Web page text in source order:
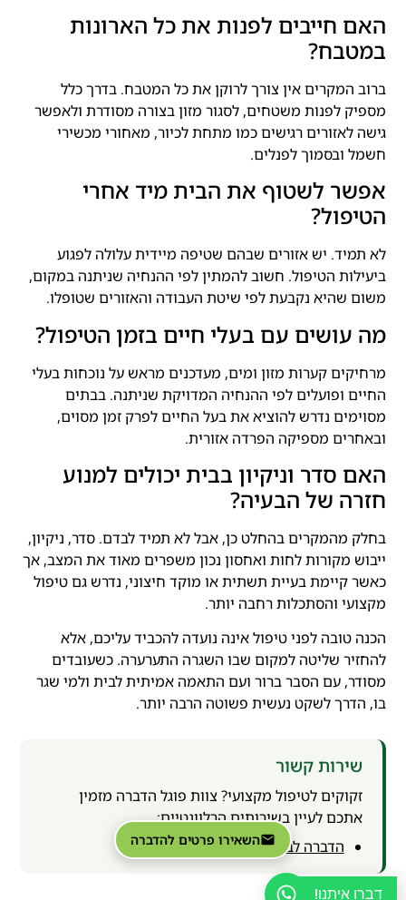
האם חייבים לפנות את כל הארונות
במטבח?
ברוב המקרים אין צורך לרוקן את כל המטבח. בדרך כלל
מספיק לפנות משטחים, לסגור מזון בצורה מסודרת ולאפשר
גישה לאזורים רגישים כמו מתחת לכיור, מאחורי מכשירי
חשמל ובסמוך לפנלים.
אפשר לשטוף את הבית מיד אחרי
הטיפול?
לא תמיד. יש אזורים שבהם שטיפה מיידית עלולה לפגוע
ביעילות הטיפול. חשוב להמתין לפי ההנחיה שניתנה במקום,
משום שהיא נקבעת לפי שיטת העבודה והאזורים שטופלו.
מה עושים עם בעלי חיים בזמן הטיפול?
מרחיקים קערות מזון ומים, מעדכנים מראש על נוכחות בעלי
החיים ופועלים לפי ההנחיה המדויקת שניתנה. בבתים
מסוימים נדרש להוציא את בעל החיים לפרק זמן מסוים,
ובאחרים מספיקה הפרדה אזורית.
האם סדר וניקיון בבית יכולים למנוע
חזרה של הבעיה?
בחלק מהמקרים בהחלט כן, אבל לא תמיד לבדם. סדר, ניקיון,
ייבוש מקורות לחות ואחסון נכון משפרים מאוד את המצב, אך
כאשר קיימת בעיית תשתית או מוקד חיצוני, נדרש גם טיפול
מקצועי והסתכלות רחבה יותר.
הכנה טובה לפני טיפול אינה נועדה להכביד עליכם, אלא
להחזיר שליטה למקום שבו השגרה התערערה. כשעובדים
מסודר, עם הסבר ברור ועם התאמה אמיתית לבית ולמי שגר
בו, הדרך לשקט נעשית פשוטה הרבה יותר.
שירות קשור
זקוקים לטיפול מקצועי? צוות פוגל הדברה מזמין
אתכם לעיין בשירותים הרלוונטיים:
הדברה לבית פרטי
דברו איתנו!
השאירו פרטים להדברה